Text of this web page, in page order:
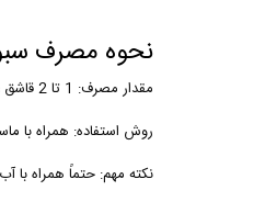
نحوه مصرف
مقدار مصرف:
روش استفاده: همراه با
نکته مهم: حتماً همراه با